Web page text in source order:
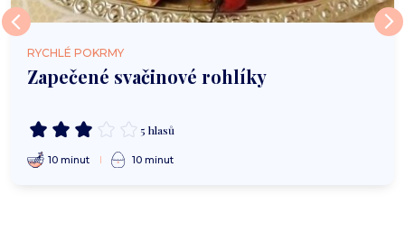
RYCHLÉ POKRMY
Zapečené svačinové rohlíky
5 hlasů
10 minut 10 minut